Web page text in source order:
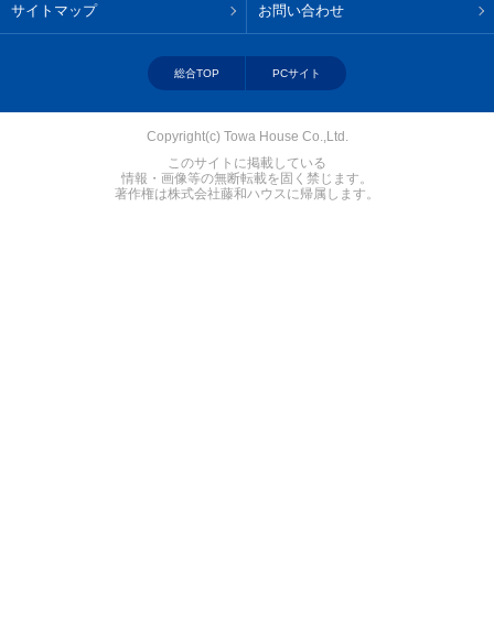
サイトマップ お問い合わせ
総合TOP PCサイト
Copyright(c) Towa House Co.,Ltd.
このサイトに掲載している
情報・画像等の無断転載を固く禁じます。
著作権は株式会社藤和ハウスに帰属します。